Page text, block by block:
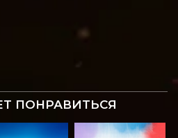
ПОНРАВИТЬСЯ